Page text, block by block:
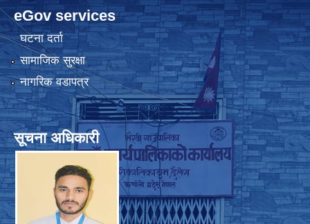
eGov services
घटना दर्ता
सामाजिक सुरक्षा
नागरिक वडापत्र
सूचना अधिकारी